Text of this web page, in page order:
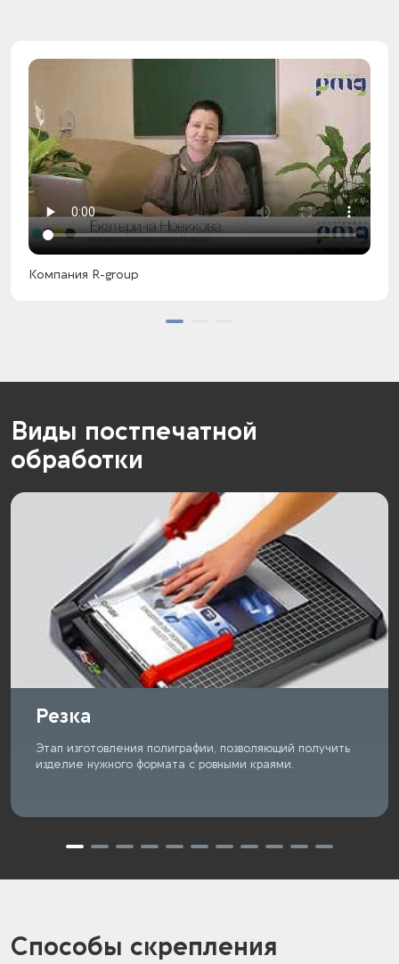
Компания R-group
Виды постпечатной
обработки
Резка
Этап изготовления полиграфии, позволяющий получить
изделие нужного формата с ровными краями.
Способы скрепления